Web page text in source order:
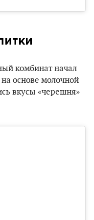
комбинат начал
основе молочной
вкусы «черешня»